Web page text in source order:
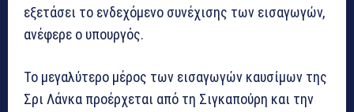
εξετάσει το ενδεχόμενο συνέχισης των εισαγωγών,
ανέφερε ο υπουργός.
Το μεγαλύτερο μέρος των εισαγωγών καυσίμων της
Σρι Λάνκα προέρχεται από τη Σιγκαπούρη και την